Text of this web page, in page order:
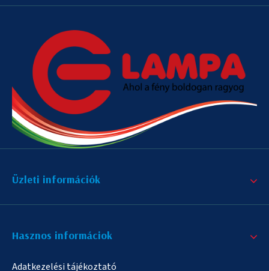
Üzleti információk
Hasznos informáciok
Adatkezelési tájékoztató